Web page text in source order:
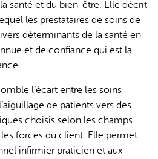
santé et du bien-être. Elle décrit
les prestataires de soins de
déterminants de la santé en
et de confiance qui est la
l’écart entre les soins
de patients vers des
choisis selon les champs
forces du client. Elle permet
infirmier praticien et aux